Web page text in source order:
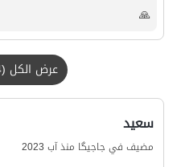
🙏
عرض الكل (4 تعليق)
سعید
مضيف في جاجیگا منذ آب 2023